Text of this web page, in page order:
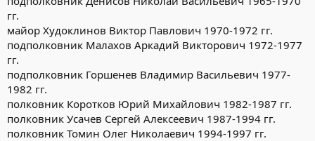
гг.
майор Худоклинов Виктор Павлович 1970-1972 гг.
подполковник Малахов Аркадий Викторович 1972-1977
гг.
подполковник Горшенев Владимир Васильевич 1977-
1982 гг.
полковник Коротков Юрий Михайлович 1982-1987 гг.
полковник Усачев Сергей Алексеевич 1987-1994 гг.
полковник Томин Олег Николаевич 1994-1997 гг.